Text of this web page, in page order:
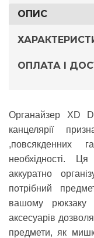
ОПИС
ОПЛАТА І
Органайзер XD
канцелярії
,повсякденних
необхідності.
аккуратно
потрібний
вашому рюкзаку
аксесуарів
предмети, як